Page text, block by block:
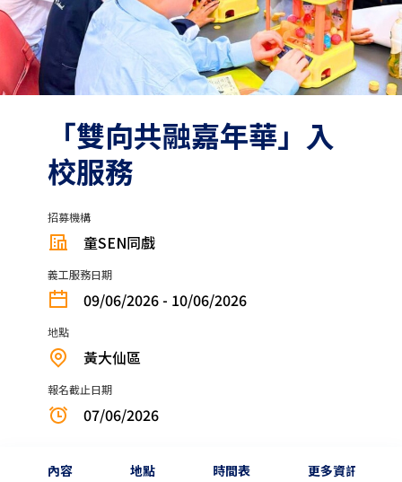
「雙向共融嘉年華」入
校服務
招募機構
童SEN同戲
義工服務日期
09/06/2026 - 10/06/2026
地點
黃大仙區
報名截止日期
07/06/2026
內容 地點 時間表 更多資訊